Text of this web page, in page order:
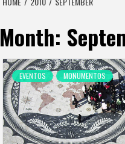
Month:
EVENTOS MONUMENTOS